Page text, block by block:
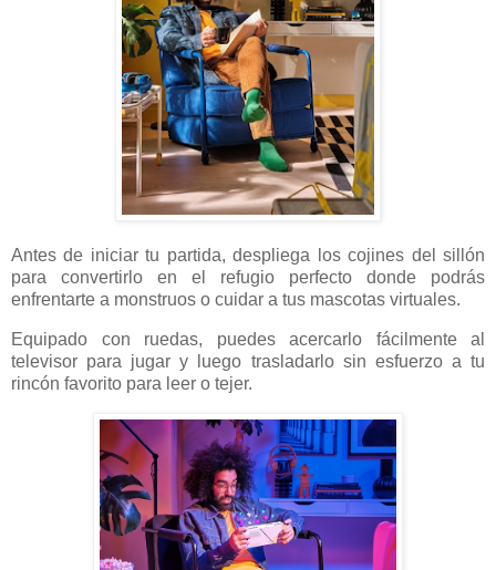
Antes de iniciar tu partida, despliega los cojines del sillón
para convertirlo en el refugio perfecto donde podrás
enfrentarte a monstruos o cuidar a tus mascotas virtuales.
Equipado con ruedas, puedes acercarlo fácilmente al
televisor para jugar y luego trasladarlo sin esfuerzo a tu
rincón favorito para leer o tejer.